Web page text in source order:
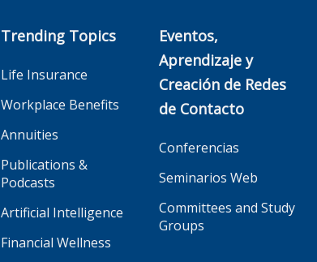
Trending Topics
Life Insurance
Workplace Benefits
Annuities
Publications &
Podcasts
Artificial Intelligence
Financial Wellness
Eventos,
Aprendizaje y
Creación de Redes
de Contacto
Conferencias
Seminarios Web
Committees and Study
Groups